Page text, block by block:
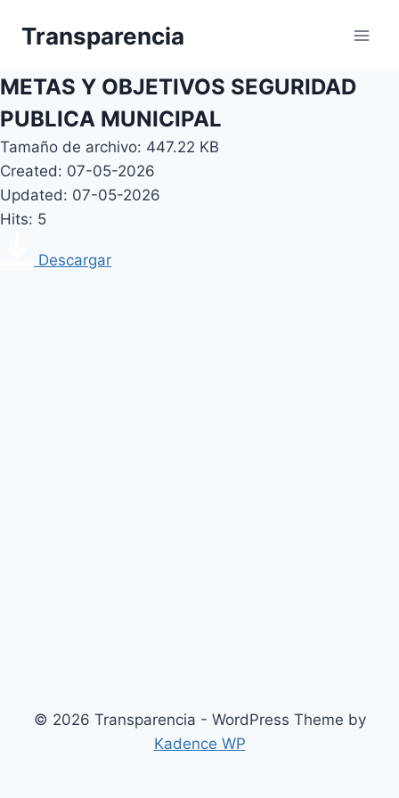
Transparencia
METAS Y OBJETIVOS SEGURIDAD
PUBLICA MUNICIPAL
Tamaño de archivo: 447.22 KB
Created: 07-05-2026
Updated: 07-05-2026
Hits: 5
Descargar
© 2026 Transparencia - WordPress Theme by
Kadence WP